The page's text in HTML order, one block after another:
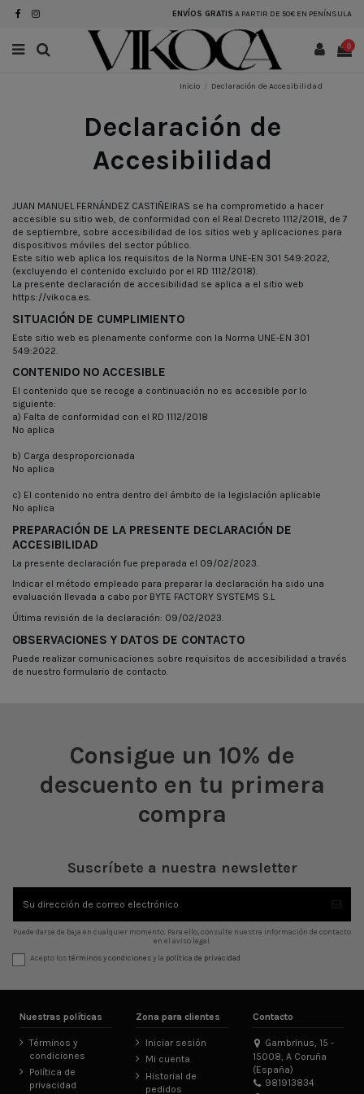
ENVÍOS GRATIS A PARTIR DE 50€ EN PENÍNSULA
0
Inicio Declaración de Accesibilidad
Declaración de
Accesibilidad
JUAN MANUEL FERNÁNDEZ CASTIÑEIRAS se ha comprometido a hacer
accesible su sitio web, de conformidad con el Real Decreto 1112/2018, de 7
de septiembre, sobre accesibilidad de los sitios web y aplicaciones para
dispositivos móviles del sector público.
Este sitio web aplica los requisitos de la Norma UNE-EN 301 549:2022,
(excluyendo el contenido excluido por el RD 1112/2018).
La presente declaración de accesibilidad se aplica a el sitio web
https://vikoca.es.
SITUACIÓN DE CUMPLIMIENTO
Este sitio web es plenamente conforme con la Norma UNE-EN 301
549:2022.
CONTENIDO NO ACCESIBLE
El contenido que se recoge a continuación no es accesible por lo
siguiente:
a) Falta de conformidad con el RD 1112/2018
No aplica
b) Carga desproporcionada
No aplica
c) El contenido no entra dentro del ámbito de la legislación aplicable
No aplica
PREPARACIÓN DE LA PRESENTE DECLARACIÓN DE
ACCESIBILIDAD
La presente declaración fue preparada el 09/02/2023.
Indicar el método empleado para preparar la declaración ha sido una
evaluación llevada a cabo por BYTE FACTORY SYSTEMS S.L
Última revisión de la declaración: 09/02/2023.
OBSERVACIONES Y DATOS DE CONTACTO
Puede realizar comunicaciones sobre requisitos de accesibilidad a través
de nuestro formulario de contacto.
Consigue un 10% de
descuento en tu primera
compra
Suscríbete a nuestra newsletter
Puede darse de baja en cualquier momento. Para ello, consulte nuestra información de contacto
en el aviso legal.
Acepto lostérminos y condicionesy la política de privacidad
Nuestras políticas
Términos y
condiciones
Política de
privacidad
Zona para clientes
Iniciar sesión
Mi cuenta
Historial de
pedidos
Contacto
Gambrinus, 15 -
15008, A Coruña
(España)
981913834